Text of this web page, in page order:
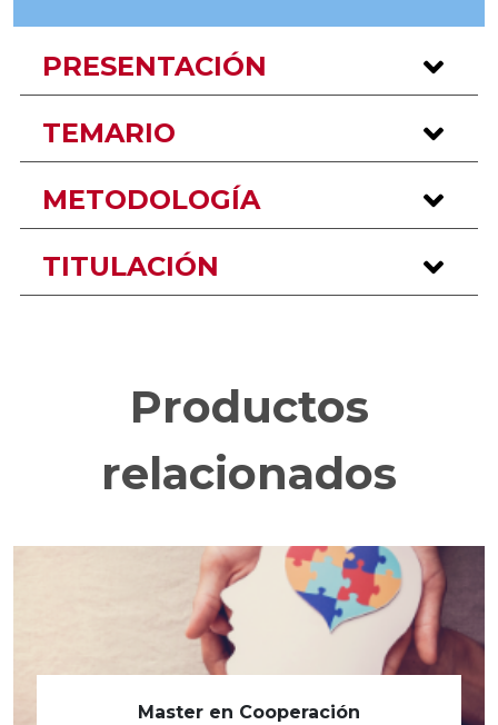
PRESENTACIÓN
TEMARIO
METODOLOGÍA
TITULACIÓN
Productos
relacionados
Master en Cooperación